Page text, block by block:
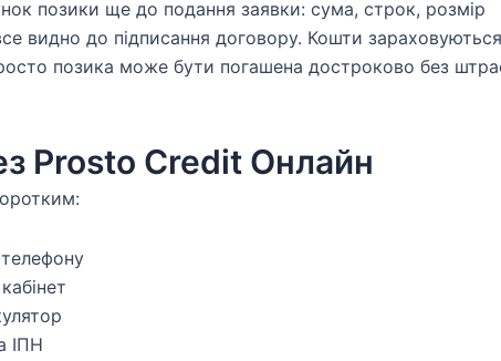
позики ще до подання заявки: сума, строк, розмір
видно до підписання договору. Кошти
позика може бути погашена достроково без
Prosto Credit Онлайн
ІПН